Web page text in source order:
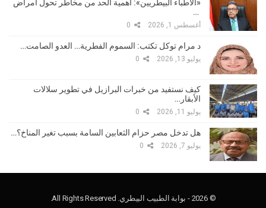
«الأطباء البيطريين»: أهمية الحد من مخاطر تحول أمراض
…
أغسطس 1, 2026
د مرام توكل تكتب: السموم الفطرية… العدو الصامت…
يوليو 13, 2026
كيف نستفيد من خبرات البرازيل في تطوير سلالات
الأبقار…
يوليو 11, 2026
هل تدخل مصر حزام الثعابين السامة بسبب تغير المناخ؟…
يوليو 7, 2026
© 2026 - بوابة الطبيب البيطري. All Rights Reserved.